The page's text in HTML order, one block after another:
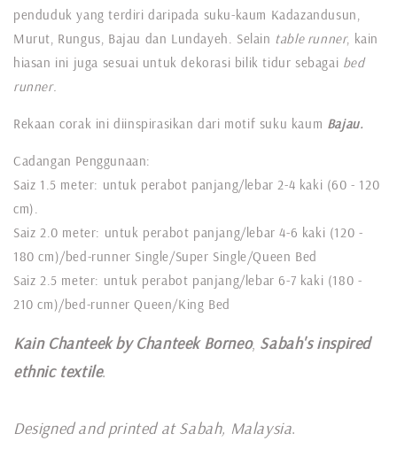
penduduk yang terdiri daripada suku-kaum Kadazandusun,
Murut, Rungus, Bajau dan Lundayeh. Selain table runner, kain
hiasan ini juga sesuai untuk dekorasi bilik tidur sebagai bed
runner.
Rekaan corak ini diinspirasikan dari motif suku kaum Bajau.
Cadangan Penggunaan:
Saiz 1.5 meter: untuk perabot panjang/lebar 2-4 kaki (60 - 120
cm).
Saiz 2.0 meter: untuk perabot panjang/lebar 4-6 kaki (120 -
180 cm)/bed-runner Single/Super Single/Queen Bed
Saiz 2.5 meter: untuk perabot panjang/lebar 6-7 kaki (180 -
210 cm)/bed-runner Queen/King Bed
Kain Chanteek by Chanteek Borneo, Sabah's inspired
ethnic textile.
Designed and printed at Sabah, Malaysia.